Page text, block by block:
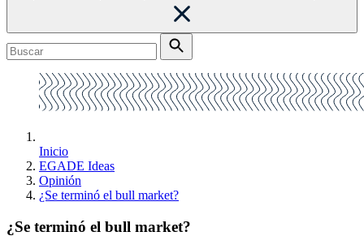
Inicio
EGADE Ideas
Opinión
¿Se terminó el bull market?
¿Se terminó el bull market?